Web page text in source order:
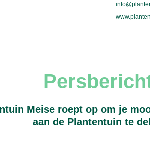
Meise roept op om je
aan de Plantentuin te